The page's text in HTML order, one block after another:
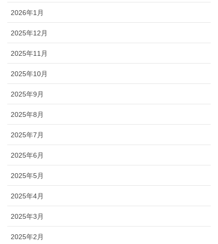
2026年1月
2025年12月
2025年11月
2025年10月
2025年9月
2025年8月
2025年7月
2025年6月
2025年5月
2025年4月
2025年3月
2025年2月